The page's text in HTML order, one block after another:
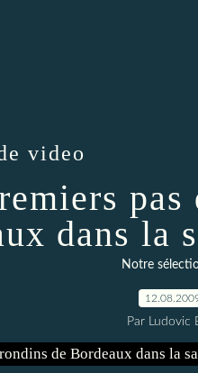
video
dans la
Notre
Par Ludovic